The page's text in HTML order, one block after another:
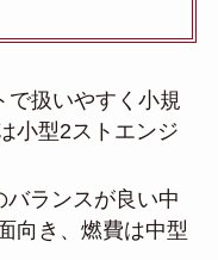
で扱いやすく小規
小型2ストエンジ
ランスが良い中
向き、燃費は中型